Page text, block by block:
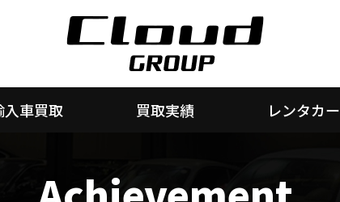
入車買取 買取実績 レンタカー